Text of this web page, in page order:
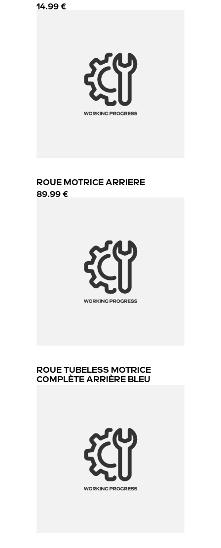
14.99 €
ROUE MOTRICE ARRIERE
89.99 €
ROUE TUBELESS MOTRICE
COMPLÈTE ARRIÈRE BLEU